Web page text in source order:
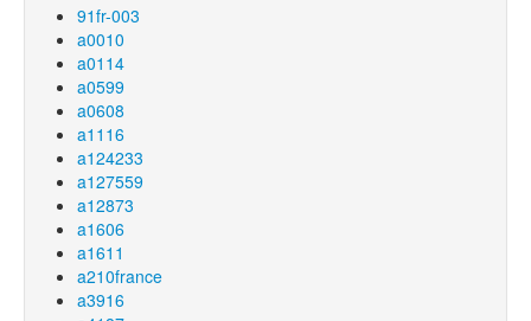
91fr-003
a0010
a0114
a0599
a0608
a1116
a124233
a127559
a12873
a1606
a1611
a210france
a3916